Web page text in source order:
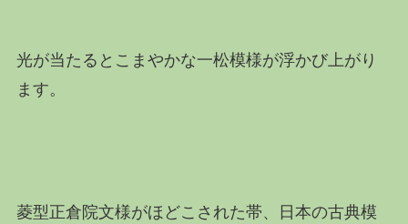
光が当たるとこまやかな一松模様が浮かび上がり
ます。
菱型正倉院文様がほどこされた帯、日本の古典模